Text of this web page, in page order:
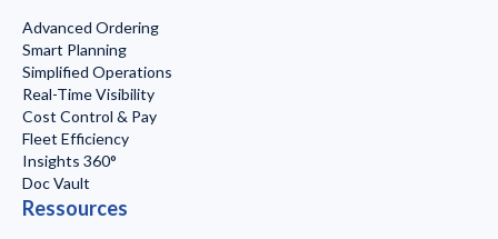
Advanced Ordering
Smart Planning
Simplified Operations
Real-Time Visibility
Cost Control & Pay
Fleet Efficiency
Insights 360°
Doc Vault
Ressources